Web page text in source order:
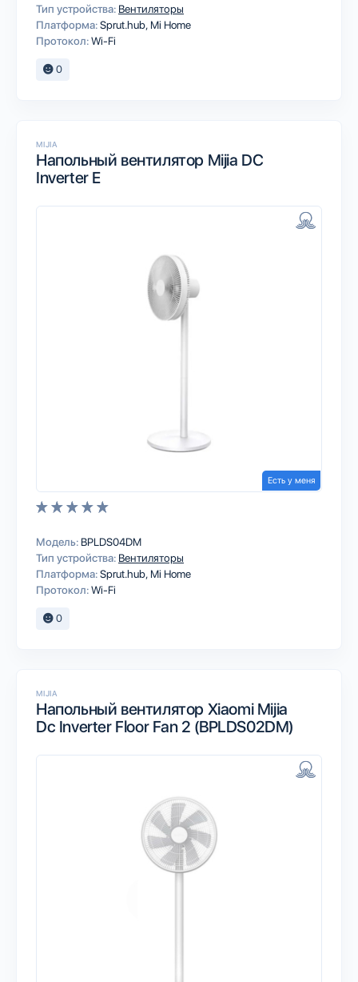
Тип устройства: Вентиляторы
Платформа:Sprut.hub Mi Home
Протокол:Wi-Fi
0
MIJIA
Напольный вентилятор Mijia DC
Inverter E
Есть у меня
Модель: BPLDS04DM
Тип устройства: Вентиляторы
Платформа:Sprut.hub Mi Home
Протокол:Wi-Fi
0
MIJIA
Напольный вентилятор Xiaomi Mijia
Dc Inverter Floor Fan 2 (BPLDS02DM)